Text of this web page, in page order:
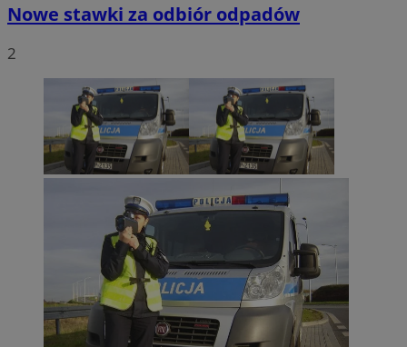
Nowe stawki za odbiór odpadów
2